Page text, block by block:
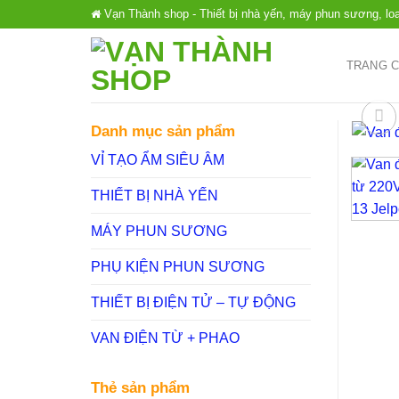
đến
Vạn Thành shop - Thiết bị nhà yến, máy phun sương,
TRANG
Danh mục sản phẩm
VỈ TẠO ẨM SIÊU ÂM
THIẾT BỊ NHÀ YẾN
MÁY PHUN SƯƠNG
PHỤ KIỆN PHUN SƯƠNG
THIẾT BỊ ĐIỆN TỬ – TỰ ĐỘNG
VAN ĐIỆN TỪ + PHAO
Thẻ sản phẩm